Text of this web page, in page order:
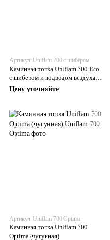
Артикул: Uniflam 700 с шибером
Каминная топка Uniflam 700 Eco
с шибером и подводом воздуха
(чугунная)
Цену уточняйте
Артикул: Uniflam 700 Optima
Каминная топка Uniflam 700
Optima (чугунная)